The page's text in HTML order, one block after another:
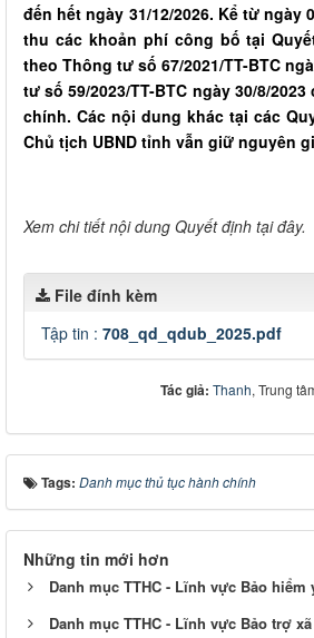
đến hết ngày 31/12/2026. Kể từ ngày
thu các khoản phí công bố tại
theo Thông tư số 67/2021/TT-BTC
tư số 59/2023/TT-BTC ngày 30/8/
chính. Các nội dung khác tại các
Chủ tịch UBND tỉnh vẫn giữ nguyên
Xem chi tiết nội dung Quyết định tại đây.
File đính kèm
Tập tin : 708_qd_qdub_2025.pdf
Tác giả: Thanh, Trung
Tags: Danh mục thủ tục hành chính
Những tin mới hơn
Danh mục TTHC - Lĩnh vực Bảo hiểm
Danh mục TTHC - Lĩnh vực Bảo trợ